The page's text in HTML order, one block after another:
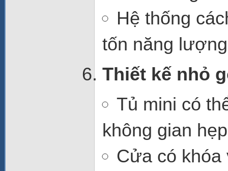
Hệ thống
tốn năng
Thiết kế nhỏ
Tủ mini có
không gian
Cửa có khóa